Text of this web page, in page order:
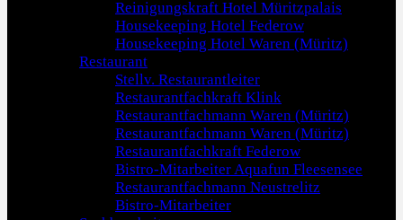
Reinigungskraft Hotel Müritzpalais
Housekeeping Hotel Federow
Housekeeping Hotel Waren (Müritz)
Restaurant
Stellv. Restaurantleiter
Restaurantfachkraft Klink
Restaurantfachmann Waren (Müritz)
Restaurantfachmann Waren (Müritz)
Restaurantfachkraft Federow
Bistro-Mitarbeiter Aquafun Fleesensee
Restaurantfachmann Neustrelitz
Bistro-Mitarbeiter